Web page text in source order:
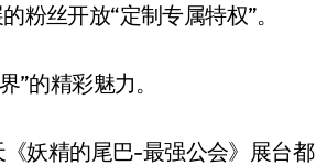
丝开放“定制专属特权”。
的精彩魅力。
妖精的尾巴-最强公会》展台都